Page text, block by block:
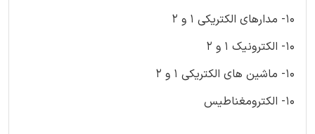
۱۰- مدارهای الکتریکی ۱ و ۲
۱۰- الکترونیک ۱ و ۲
۱۰- ماشین های الکتریکی ۱ و ۲
۱۰- الکترومغناطیس